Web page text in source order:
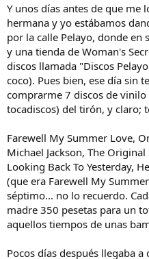
Y unos días antes de que me
hermana y yo estábamos
por la calle Pelayo, donde
y una tienda de Woman's
discos llamada "Discos
coco). Pues bien, ese día sin
comprarme 7 discos de
tocadiscos) del tirón, y claro;
Farewell My Summer Love,
Michael Jackson, The
Looking Back To Yesterday,
(que era Farewell My
séptimo... no lo recuerdo.
madre 350 pesetas para un
aquellos tiempos de unas
Pocos días después llegaba